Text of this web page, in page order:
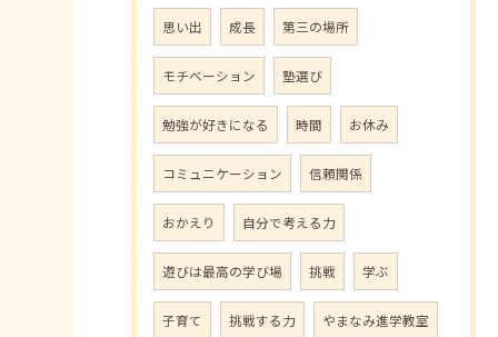
思い出 成長 第三の場所
モチベーション 塾選び
勉強が好きになる 時間 お休み
コミュニケーション 信頼関係
おかえり 自分で考える力
遊びは最高の学び場 挑戦 学ぶ
子育て 挑戦する力 やまなみ進学教室